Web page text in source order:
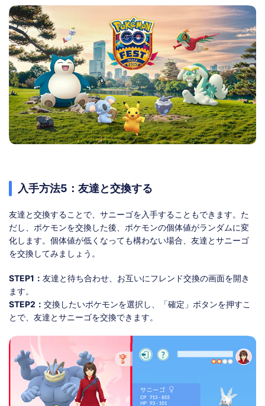
入手方法5：友達と交換する
友達と交換することで、サニーゴを入手することもできます。た
だし、ポケモンを交換した後、ポケモンの個体値がランダムに変
化します。個体値が低くなっても構わない場合、友達とサニーゴ
を交換してみましょう。
STEP1： 友達と待ち合わせ、お互いにフレンド交換の画面を開き
ます。
STEP2： 交換したいポケモンを選択し、「確定」ボタンを押すこ
とで、友達とサニーゴを交換できます。